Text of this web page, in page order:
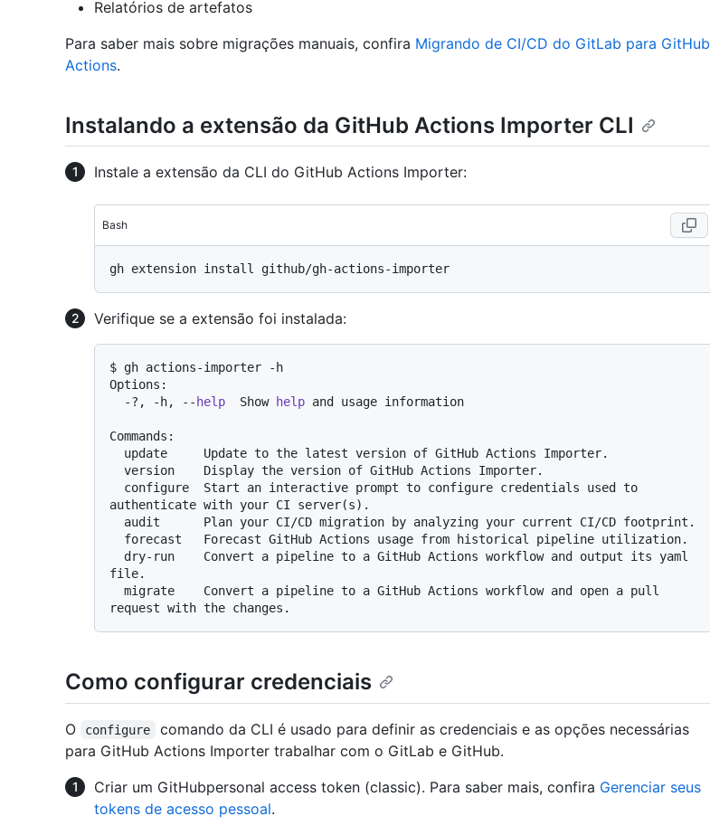
Relatórios de artefatos
Para saber mais sobre migrações manuais, confira Migrando de CI/CD do GitLab para GitHub
Actions.
Instalando a extensão da GitHub Actions Importer CLI
Instale a extensão da CLI do GitHub Actions Importer:
Bash
Verifique se a extensão foi instalada:
$ gh actions-importer -h
Options:
  -?, -h, --
help
  Show
help and usage information
Commands:
authenticate with your CI server(s).
file.
Como configurar credenciais
O configure
comando da CLI é usado para definir as credenciais e as opções necessárias
para GitHub Actions Importer trabalhar com o GitLab e GitHub.
Criar um GitHubpersonal access token (classic). Para saber mais, confira Gerenciar seus
tokens de acesso pessoal.